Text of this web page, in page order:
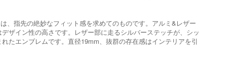
、指先の絶妙なフィット感を求めてのものです。アルミ&レザー
ザイン性の高さです。レザー部に走るシルバーステッチが、シッ
たエンブレムです。直径19mm、抜群の存在感はインテリアを引